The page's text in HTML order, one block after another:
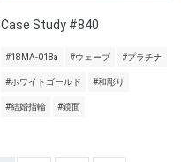
Case Study #840
#18MA-018a #ウェーブ #プラチナ
#ホワイトゴールド #和彫り
#結婚指輪 #鏡面